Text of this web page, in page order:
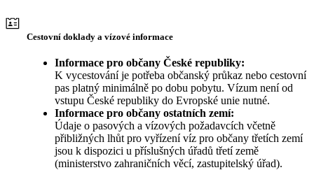
Cestovní doklady a vízové informace
Informace pro občany České republiky:
K vycestování je potřeba občanský průkaz nebo cestovní
pas platný minimálně po dobu pobytu. Vízum není od
vstupu České republiky do Evropské unie nutné.
Informace pro občany ostatních zemí:
Údaje o pasových a vízových požadavcích včetně
přibližných lhůt pro vyřízení víz pro občany třetích zemí
jsou k dispozici u příslušných úřadů třetí země
(ministerstvo zahraničních věcí, zastupitelský úřad).